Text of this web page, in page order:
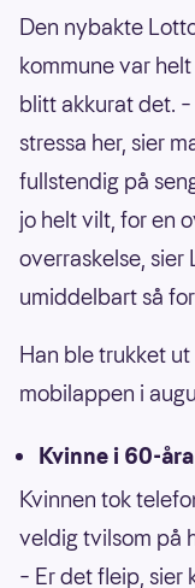
Den nybakte
kommune var
blitt akkurat det.
stressa her, sier
fullstendig på
jo helt vilt, for en
overraskelse, sier
umiddelbart så
Han ble trukket
mobilappen i
Kvinne i 60-
Kvinnen tok
veldig tvilsom på
– Er det fleip, sier